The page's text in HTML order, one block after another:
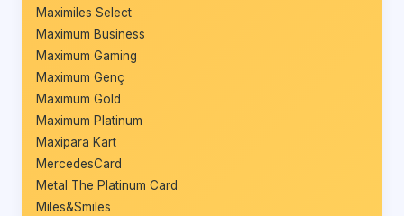
Maximiles Select
Maximum Business
Maximum Gaming
Maximum Genç
Maximum Gold
Maximum Platinum
Maxipara Kart
MercedesCard
Metal The Platinum Card
Miles&Smiles